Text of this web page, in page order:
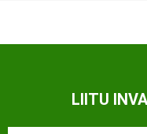
LIITU